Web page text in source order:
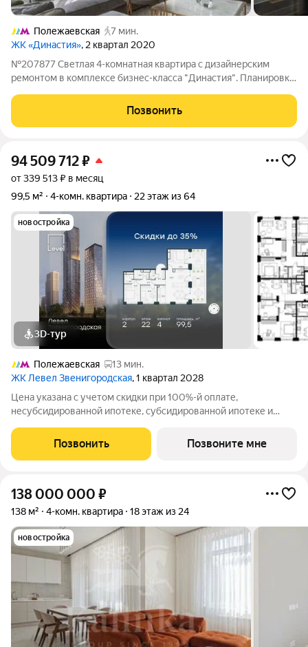
Полежаевская
7 мин.
ЖК «Династия», 2 квартал 2020
№207877 Светлая 4-комнатная квартира с дизайнерским
ремонтом в комплексе бизнес-класса "Династия". Планировка:
спальни с выходом на лоджию, третья спальня (можно
переоборудовать в кабинет), ванная
Позвонить
94 509 712₽
от 339 513 ₽ в месяц
99,5 м²
4-комн. квартира 22 этаж из 64
новостройка
3D-тур
Полежаевская
13 мин.
ЖК Левел Звенигородская, 1 квартал 2028
Цена указана с учетом скидки при 100%-й оплате,
несубсидированной ипотеке, субсидированной ипотеке и
зафиксируйте клиента в личном кабинете до обращения за
консультацией. В жилом квартале продаётся
Позвонить Позвоните мне
138 000 000 ₽
138 м² 4-комн. квартира 18 этаж из 24
новостройка